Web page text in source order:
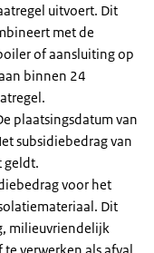
uitvoert. Dit
met de
of aansluiting op
binnen 24
plaatsingsdatum van
subsidiebedrag van
geldt.
voor het
Dit
milieuvriendelijk